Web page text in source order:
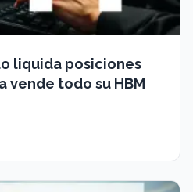
liquida posiciones
vende todo su HBM